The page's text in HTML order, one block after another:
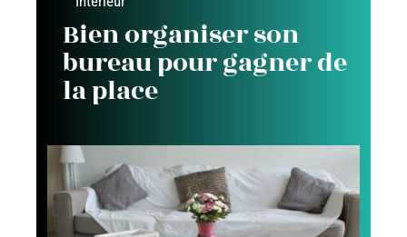
Bien organiser son
bureau pour gagner de
la place